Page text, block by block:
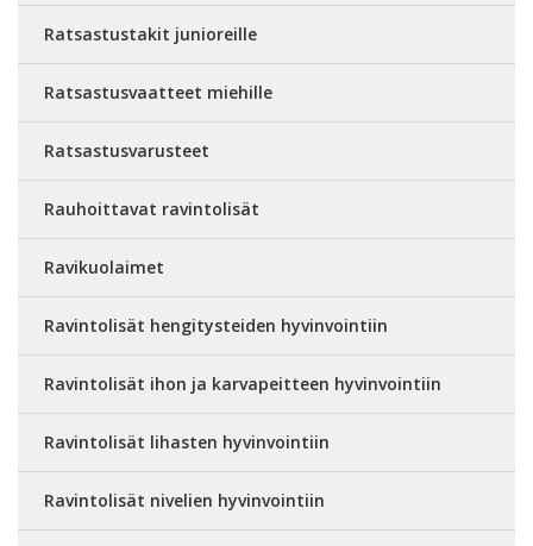
Ratsastustakit junioreille
Ratsastusvaatteet miehille
Ratsastusvarusteet
Rauhoittavat ravintolisät
Ravikuolaimet
Ravintolisät hengitysteiden hyvinvointiin
Ravintolisät ihon ja karvapeitteen hyvinvointiin
Ravintolisät lihasten hyvinvointiin
Ravintolisät nivelien hyvinvointiin